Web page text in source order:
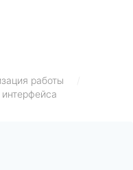
работы